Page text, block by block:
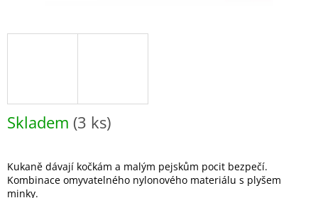
Skladem (3 ks)
Kukaně dávají kočkám a malým pejskům pocit bezpečí.
Kombinace omyvatelného nylonového materiálu s plyšem
minky.